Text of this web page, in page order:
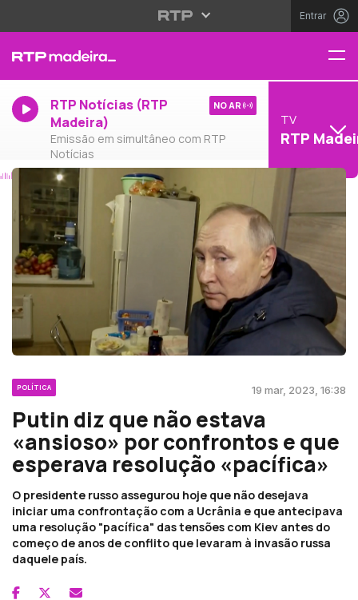
Entrar
RTP Notícias (RTP
Madeira)
Emissão em simultâneo com RTP
Notícias
NO AR
TV
RTP
POLÍTICA 19 mar, 2023, 16:38
Putin diz que não estava
«ansioso» por confrontos e que
esperava resolução «pacífica»
O presidente russo assegurou hoje que não desejava
iniciar uma confrontação com a Ucrânia e que antecipava
uma resolução "pacífica" das tensões com Kiev antes do
começo de anos de conflito que levaram à invasão russa
daquele país.